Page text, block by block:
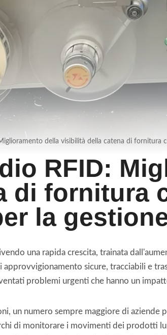
della visibilità della catena di
RFID:
di fornitura
la
una rapida crescita, trainata
approvvigionamento sicure, tracciabili e
problemi urgenti che hanno un
un numero sempre maggiore di
di monitorare i movimenti dei prodotti